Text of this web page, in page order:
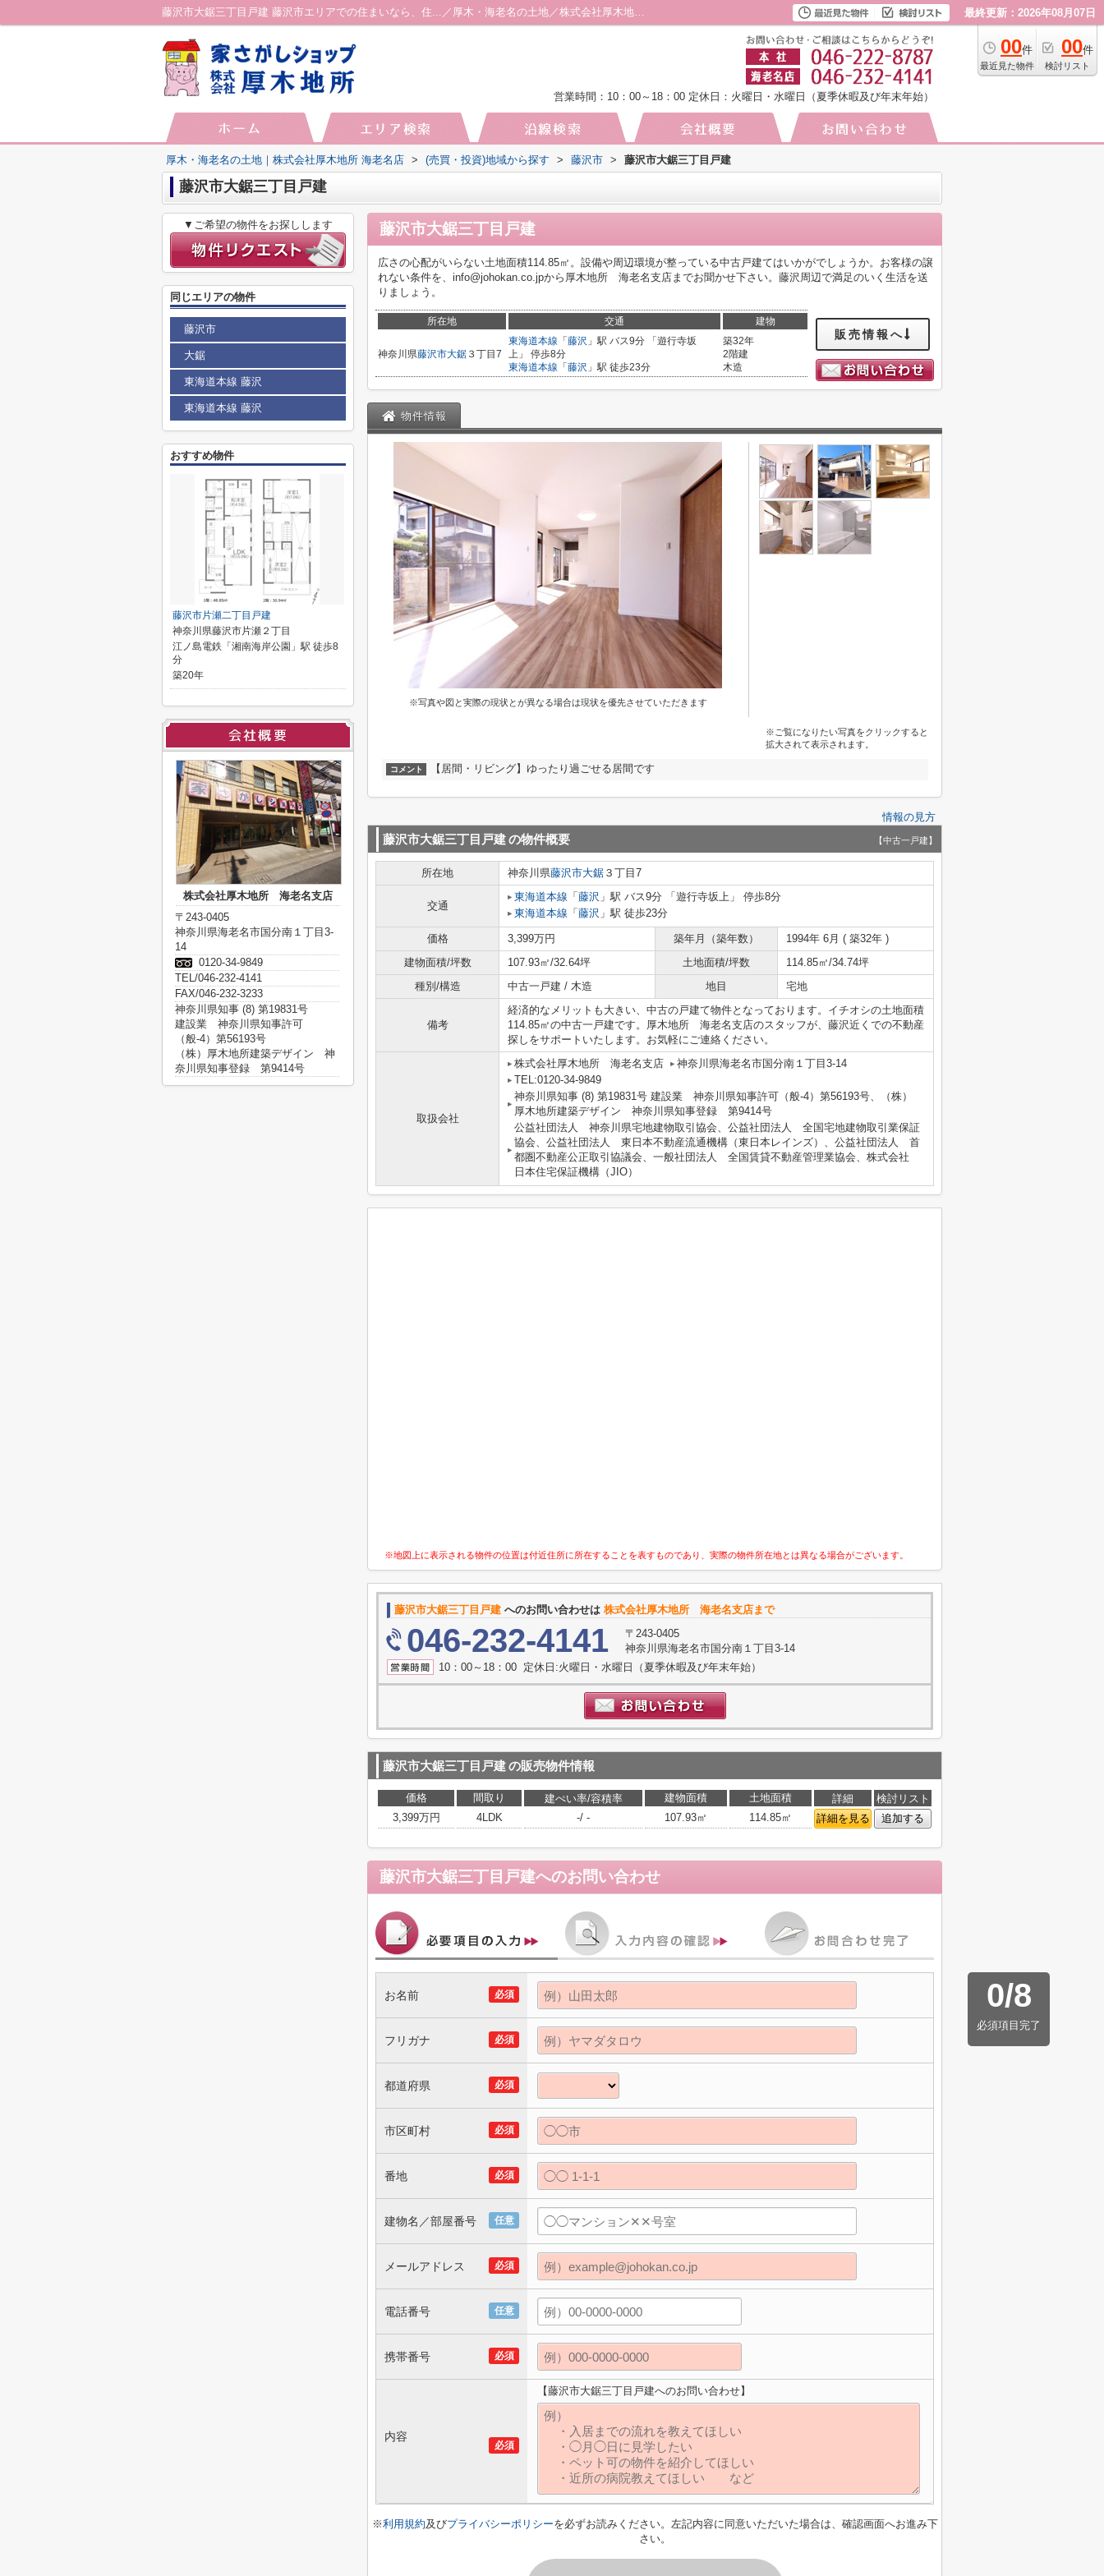
藤沢市大鋸三丁目戸建 藤沢市エリアでの住まいなら、住...／厚木・海老名の土地／株式会社厚木地所 海老名店 最終更新：2026年08月07日
00件
最近見た物件
00件
検討リスト
営業時間：10：00～18：00 定休日：火曜日・水曜日（夏季休暇及び年末年始）
厚木・海老名の土地｜株式会社厚木地所 海老名店 > (売買・投資)地域から探す > 藤沢市 > 藤沢市大鋸三丁目戸建
藤沢市大鋸三丁目戸建
藤沢市大鋸三丁目戸建
広さの心配がいらない土地面積114.85㎡。設備や周辺環境が整っている中古戸建てはいかがでしょうか。お客様の譲
れない条件を、info@johokan.co.jpから厚木地所 海老名支店までお聞かせ下さい。藤沢周辺で満足のいく生活を送
りましょう。
所在地 交通 建物
神奈川県藤沢市大鋸 ３丁目7
東海道本線 「 藤沢 」駅 バス9分 「遊行寺坂
上」 停歩8分
東海道本線 「 藤沢 」駅 徒歩23分
築32年
2階建
木造
販売情報へ
物件情報
※写真や図と実際の現状とが異なる場合は現状を優先させていただきます
※ご覧になりたい写真をクリックすると
拡大されて表示されます。
コメント 【居間・リビング】ゆったり過ごせる居間です
情報の見方
藤沢市大鋸三丁目戸建の物件概要 【中古一戸建】
所在地 神奈川県藤沢市大鋸 ３丁目7
交通
東海道本線 「 藤沢 」駅 バス9分 「遊行寺坂上」 停歩8分
東海道本線 「 藤沢 」駅 徒歩23分
価格 3,399万円 築年月（築年数）
1994年 6月 ( 築32年 )
建物面積/坪数
107.93㎡/32.64坪 土地面積/坪数
114.85㎡/34.74坪
種別/構造
中古一戸建 / 木造 地目 宅地
備考
経済的なメリットも大きい、中古の戸建て物件となっております。イチオシの土地面積
114.85㎡の中古一戸建です。厚木地所 海老名支店のスタッフが、藤沢近くでの不動産
探しをサポートいたします。お気軽にご連絡ください。
取扱会社
株式会社厚木地所 海老名支店
神奈川県海老名市国分南１丁目3-14
TEL:0120-34-9849
神奈川県知事 (8) 第19831号 建設業 神奈川県知事許可（般-4）第56193号、（株）
厚木地所建築デザイン 神奈川県知事登録 第9414号
公益社団法人 神奈川県宅地建物取引協会、公益社団法人 全国宅地建物取引業保証
協会、公益社団法人 東日本不動産流通機構（東日本レインズ）、公益社団法人 首
都圏不動産公正取引協議会、一般社団法人 全国賃貸不動産管理業協会、株式会社
日本住宅保証機構（JIO）
※地図上に表示される物件の位置は付近住所に所在することを表すものであり、実際の物件所在地とは異なる場合がございます。
藤沢市大鋸三丁目戸建 へのお問い合わせは 株式会社厚木地所 海老名支店まで
046-232-4141
〒243-0405
神奈川県海老名市国分南１丁目3-14
10：00～18：00 定休日:火曜日・水曜日（夏季休暇及び年末年始）
藤沢市大鋸三丁目戸建の販売物件情報
価格 間取り 建ぺい率/容積率 建物面積 土地面積 詳細
検討リスト
3,399万円
4LDK -/ - 107.93㎡ 114.85㎡ 詳細を見る 追加する
藤沢市大鋸三丁目戸建へのお問い合わせ
0/8
必須項目完了
必須
お名前
必須
フリガナ
必須
都道府県
必須
市区町村
必須
番地
任意
建物名／部屋番号
必須
メールアドレス
任意
電話番号
必須
携帯番号
必須
内容
【藤沢市大鋸三丁目戸建へのお問い合わせ】
※利用規約及びプライバシーポリシーを必ずお読みください。左記内容に同意いただいた場合は、確認画面へお進み下
さい。
▼ご希望の物件をお探しします
同じエリアの物件
藤沢市
大鋸
東海道本線 藤沢
東海道本線 藤沢
おすすめ物件
藤沢市片瀬二丁目戸建
神奈川県藤沢市片瀬２丁目
江ノ島電鉄「湘南海岸公園」駅 徒歩8
分
築20年
株式会社厚木地所 海老名支店
〒243-0405
神奈川県海老名市国分南１丁目3-
14
0120-34-9849
TEL/046-232-4141
FAX/046-232-3233
神奈川県知事 (8) 第19831号
建設業 神奈川県知事許可
（般-4）第56193号
（株）厚木地所建築デザイン 神
奈川県知事登録 第9414号